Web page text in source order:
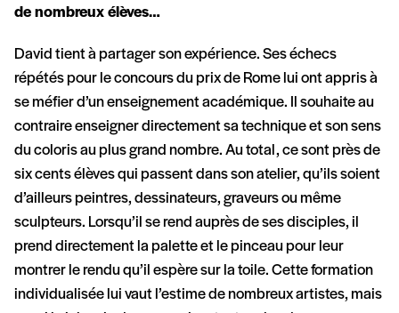
de nombreux élèves…
David tient à partager son expérience. Ses échecs
répétés pour le concours du prix de Rome lui ont appris à
se méfier d’un enseignement académique. Il souhaite au
contraire enseigner directement sa technique et son sens
du coloris au plus grand nombre. Au total, ce sont près de
six cents élèves qui passent dans son atelier, qu’ils soient
d’ailleurs peintres, dessinateurs, graveurs ou même
sculpteurs. Lorsqu’il se rend auprès de ses disciples, il
prend directement la palette et le pinceau pour leur
montrer le rendu qu’il espère sur la toile. Cette formation
individualisée lui vaut l’estime de nombreux artistes, mais